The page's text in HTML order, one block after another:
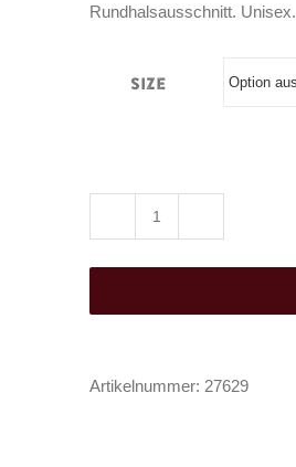
Rundhalsausschnitt. Unisex.
Size
Ink
Philip
Artikelnummer: 27629